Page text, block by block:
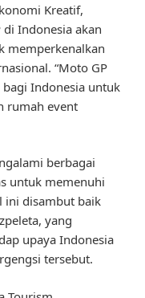
Kreatif,
Indonesia akan
memperkenalkan
“Moto GP
Indonesia untuk
rumah event
berbagai
untuk memenuhi
ini disambut baik
yang
upaya Indonesia
tersebut.